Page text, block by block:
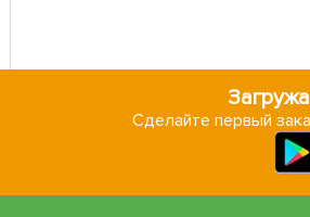
Сделайте первый